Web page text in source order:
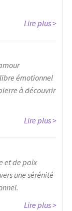
Lire plus
émotionnel
à découvrir
Lire plus
et de paix
une sérénité
Lire plus